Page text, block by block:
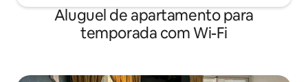
Aluguel de apartamento para
temporada com Wi-Fi